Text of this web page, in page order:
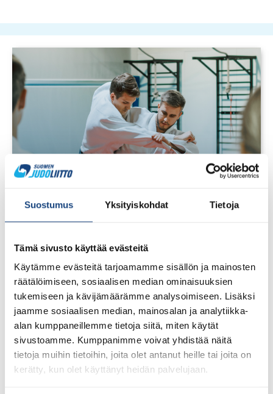
Suostumus Yksityiskohdat Tietoja
Tämä sivusto käyttää evästeitä
Käytämme evästeitä tarjoamamme sisällön ja mainosten
räätälöimiseen, sosiaalisen median ominaisuuksien
tukemiseen ja kävijämäärämme analysoimiseen. Lisäksi
jaamme sosiaalisen median, mainosalan ja analytiikka-
alan kumppaneillemme tietoja siitä, miten käytät
sivustoamme. Kumppanimme voivat yhdistää näitä
tietoja muihin tietoihin, joita olet antanut heille tai joita on
kerätty, kun olet käyttänyt heidän palvelujaan.
28.7.2026
Uudet lisenssit ostettavissa
1.8.2026 alkaen
Voit 1.8.2026 lähtien ostaa Judoliiton lisenssin kaudelle
1.8.2026 – 31.7.2027 Suomisportissa. Uuden kauden
lisenssit eivät siis [...]